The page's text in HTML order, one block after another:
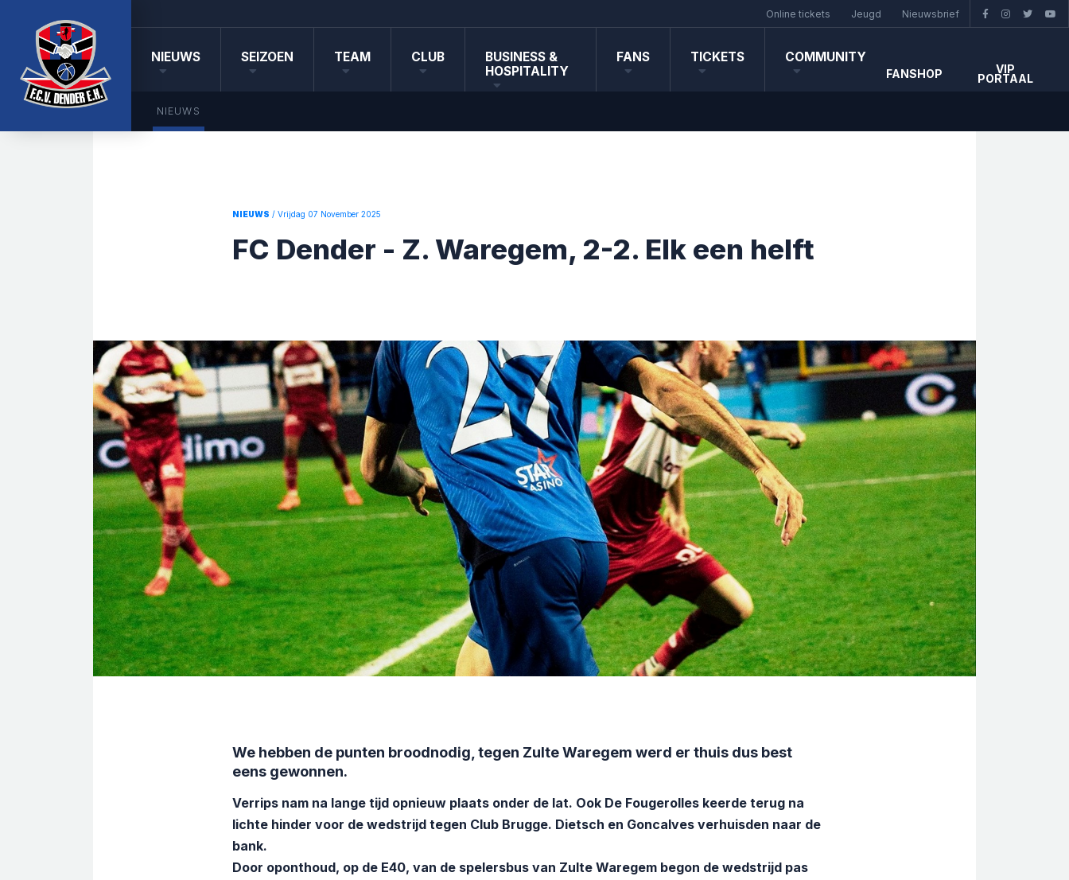
Online tickets Jeugd Nieuwsbrief
NIEUWS
NIEUWS
SEIZOEN TEAM CLUB
BUSINESS &
HOSPITALITY
FANS TICKETS COMMUNITY
FANSHOP VIP
PORTAAL
NIEUWS / Vrijdag 07 November 2025
FC Dender - Z. Waregem, 2-2. Elk een helft
We hebben de punten broodnodig, tegen Zulte Waregem werd er thuis dus best
eens gewonnen.
Verrips nam na lange tijd opnieuw plaats onder de lat. Ook De Fougerolles keerde terug na
lichte hinder voor de wedstrijd tegen Club Brugge. Dietsch en Goncalves verhuisden naar de
bank.
Door oponthoud, op de E40, van de spelersbus van Zulte Waregem begon de wedstrijd pas